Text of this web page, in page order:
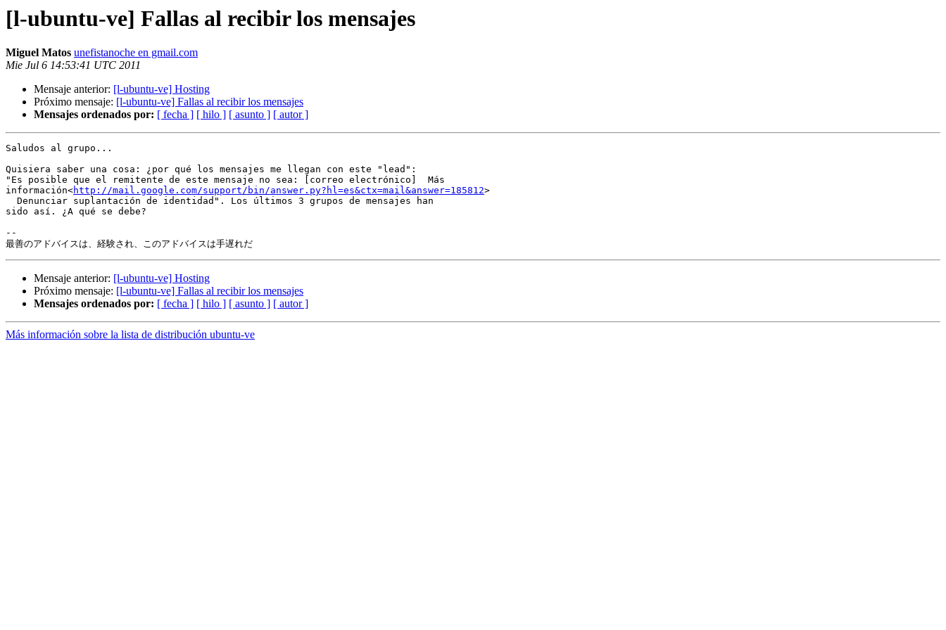
[l-ubuntu-ve] Fallas al recibir los mensajes
Miguel Matos unefistanoche en gmail.com
Mie Jul 6 14:53:41 UTC 2011
Mensaje anterior: [l-ubuntu-ve] Hosting
Próximo mensaje: [l-ubuntu-ve] Fallas al recibir los mensajes
Mensajes ordenados por: [ fecha ] [ hilo ] [ asunto ] [ autor ]
Saludos al grupo...
Quisiera saber una cosa: ¿por qué los mensajes me llegan con este "lead":
"Es posible que el remitente de este mensaje no sea: [correo electrónico]  Más
información<http://mail.google.com/support/bin/answer.py?hl=es&ctx=mail&answer=185812>
sido así. ¿A qué se debe?
--
Mensaje anterior: [l-ubuntu-ve] Hosting
Próximo mensaje: [l-ubuntu-ve] Fallas al recibir los mensajes
Mensajes ordenados por: [ fecha ] [ hilo ] [ asunto ] [ autor ]
Más información sobre la lista de distribución ubuntu-ve